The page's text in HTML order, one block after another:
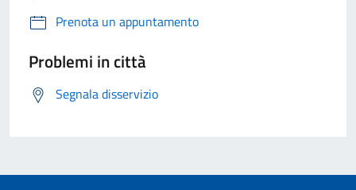
Prenota un appuntamento
Problemi in città
Segnala disservizio